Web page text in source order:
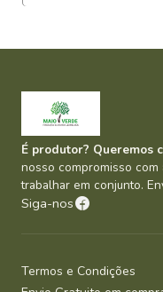
É produtor? Queremos
nosso compromisso
trabalhar em conjunto.
Siga-nos
Termos e Condições